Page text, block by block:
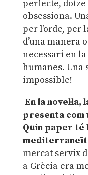
perfecte, dotze
obsessiona.
per l’orde, per
d’una manera
necessari en
humanes. Una
impossible!
En la
presenta com
Quin paper té
mercat servix
a Grècia era